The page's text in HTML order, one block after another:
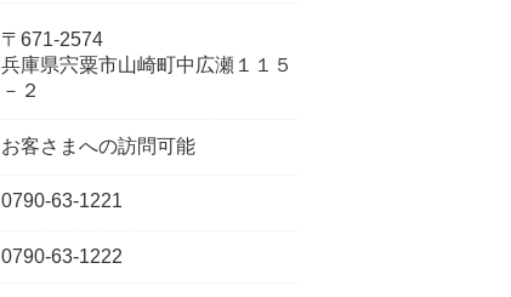
〒671-2574
兵庫県宍粟市山崎町中広瀬１１５
－２
お客さまへの訪問可能
0790-63-1221
0790-63-1222